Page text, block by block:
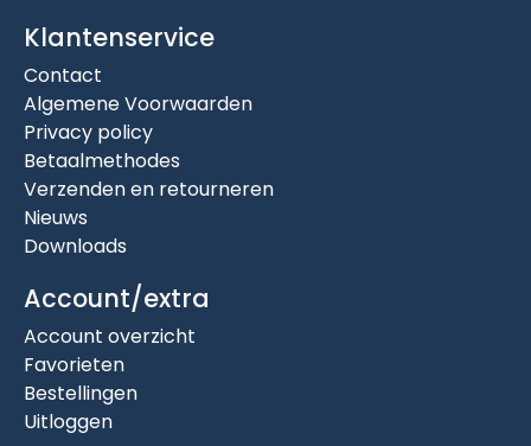
Klantenservice
Contact
Algemene Voorwaarden
Privacy policy
Betaalmethodes
Verzenden en retourneren
Nieuws
Downloads
Account/extra
Account overzicht
Favorieten
Bestellingen
Uitloggen